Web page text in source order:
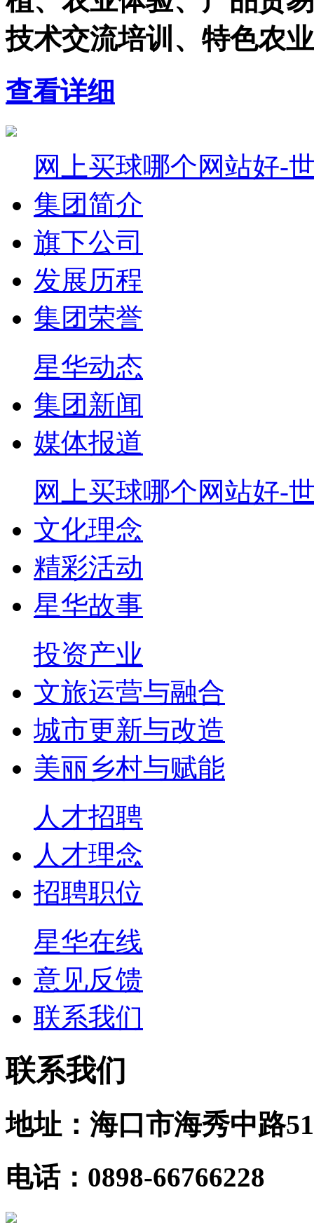
技术交流培训、特色农
查看详细
网上买球哪个网站好-
集团简介
旗下公司
发展历程
集团荣誉
星华动态
集团新闻
媒体报道
网上买球哪个网站好-
文化理念
精彩活动
星华故事
投资产业
文旅运营与融合
城市更新与改造
美丽乡村与赋能
人才招聘
人才理念
招聘职位
星华在线
意见反馈
联系我们
联系我们
地址：海口市海秀中路
电话：0898-66766228